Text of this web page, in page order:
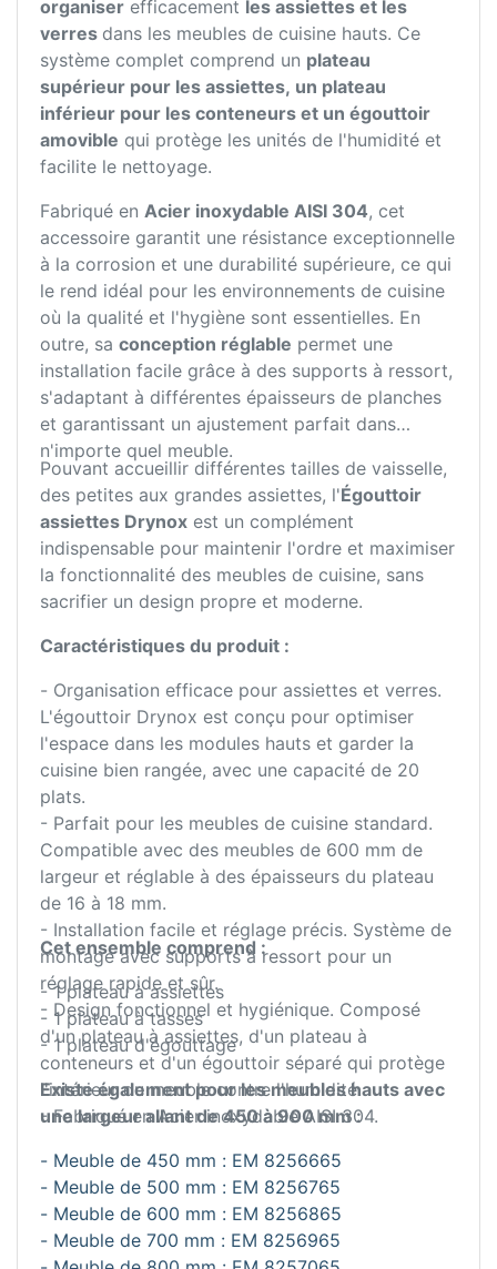
organiser efficacement les assiettes et les
verres dans les meubles de cuisine hauts. Ce
système complet comprend un plateau
supérieur pour les assiettes, un plateau
inférieur pour les conteneurs et un égouttoir
amovible qui protège les unités de l'humidité et
facilite le nettoyage.
Fabriqué en Acier inoxydable AISI 304, cet
accessoire garantit une résistance exceptionnelle
à la corrosion et une durabilité supérieure, ce qui
le rend idéal pour les environnements de cuisine
où la qualité et l'hygiène sont essentielles. En
outre, sa conception réglable permet une
installation facile grâce à des supports à ressort,
s'adaptant à différentes épaisseurs de planches
et garantissant un ajustement parfait dans
n'importe quel meuble.
Pouvant accueillir différentes tailles de vaisselle,
des petites aux grandes assiettes, l'Égouttoir
assiettes Drynox est un complément
indispensable pour maintenir l'ordre et maximiser
la fonctionnalité des meubles de cuisine, sans
sacrifier un design propre et moderne.
Caractéristiques du produit :
- Organisation efficace pour assiettes et verres.
L'égouttoir Drynox est conçu pour optimiser
l'espace dans les modules hauts et garder la
cuisine bien rangée, avec une capacité de 20
plats.
- Parfait pour les meubles de cuisine standard.
Compatible avec des meubles de 600 mm de
largeur et réglable à des épaisseurs du plateau
de 16 à 18 mm.
- Installation facile et réglage précis. Système de
montage avec supports à ressort pour un
réglage rapide et sûr.
- Design fonctionnel et hygiénique. Composé
d'un plateau à assiettes, d'un plateau à
conteneurs et d'un égouttoir séparé qui protège
l'intérieur du meuble contre l'humidité.
- Fabriqué en Acier inoxydable AISI 304.
Cet ensemble comprend :
- 1 plateau à assiettes
- 1 plateau à tasses
- 1 plateau d'égouttage
Existe également pour les meubles hauts avec
une largeur allant de 450 à 900 mm :
- Meuble de 450 mm : EM 8256665
- Meuble de 500 mm : EM 8256765
- Meuble de 600 mm : EM 8256865
- Meuble de 700 mm : EM 8256965